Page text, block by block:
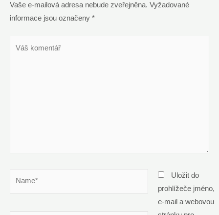
Vaše e-mailová adresa nebude zveřejněna. Vyžadované
informace jsou označeny *
Uložit do
prohlížeče jméno,
e-mail a webovou